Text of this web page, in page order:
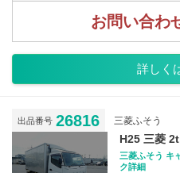
お問い合わ
詳しく
出品番号 26816 三菱ふそう
H25 三菱
三菱ふそう キ
ク詳細